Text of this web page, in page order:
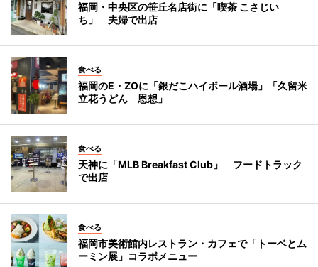
福岡・中央区の笹丘名店街に「喫茶 こさじい
ち」 夫婦で出店
食べる
福岡のE・ZOに「銀だこハイボール酒場」「久留米
立花うどん 恩想」
食べる
天神に「MLB Breakfast Club」 フードトラック
で出店
食べる
福岡市美術館内レストラン・カフェで「トーベとム
ーミン展」コラボメニュー